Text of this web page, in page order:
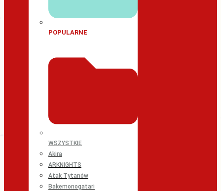
POPULARNE
WSZYSTKIE
Akira
ARKNIGHTS
Atak Tytanów
Bakemonogatari